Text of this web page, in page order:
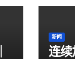
新闻
连